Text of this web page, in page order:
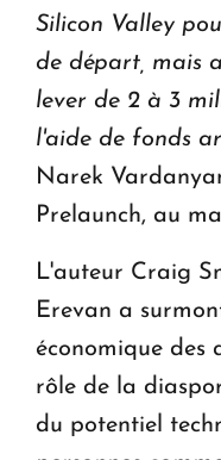
Silicon Valley
de départ, mais
lever de 2 à 3
l'aide de fonds
Narek
Prelaunch, au
L'auteur Craig
Erevan a
économique des
rôle de la
du potentiel